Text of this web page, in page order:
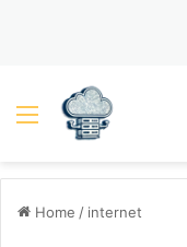
Menu
Home / internet